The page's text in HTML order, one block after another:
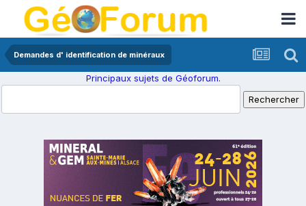
Demandes d' identification de minéraux
Principaux sujets de Géoforum.